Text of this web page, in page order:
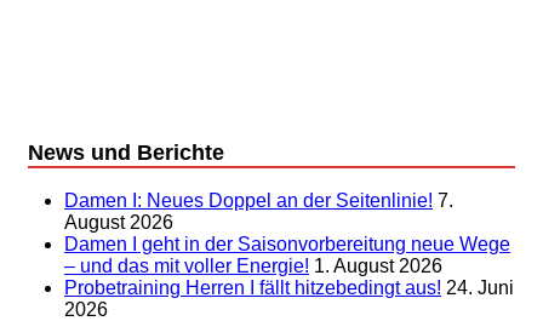
News und Berichte
Damen I: Neues Doppel an der Seitenlinie! 7.
August 2026
Damen I geht in der Saisonvorbereitung neue Wege
– und das mit voller Energie! 1. August 2026
Probetraining Herren I fällt hitzebedingt aus! 24. Juni
2026